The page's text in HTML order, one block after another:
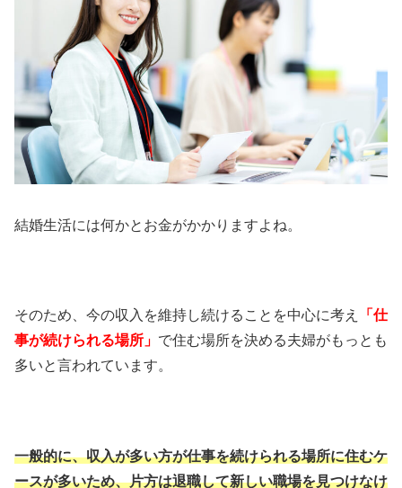
結婚生活には何かとお金がかかりますよね。
そのため、今の収入を維持し続けることを中心に考え
「仕
事が続けられる場所」 で住む場所を決める夫婦がもっとも
多いと言われています。
一般的に、収入が多い方が仕事を続けられる場所に住むケ
ースが多いため、片方は退職して新しい職場を見つけなけ